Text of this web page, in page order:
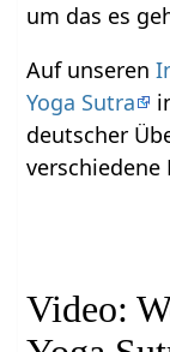
um das es
Auf unseren
Yoga Sutra
deutscher
verschiedene
Video: